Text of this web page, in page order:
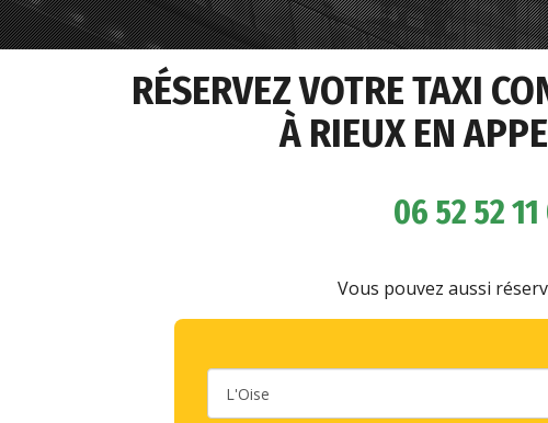
RÉSERVEZ VOTRE TAXI
À RIEUX EN
06 52 52
Vous pouvez aussi